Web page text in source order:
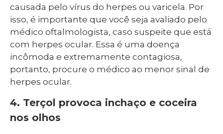
causada pelo vírus do herpes ou varicela. Por
isso, é importante que você seja avaliado pelo
médico oftalmologista, caso suspeite que está
com herpes ocular. Essa é uma doença
incômoda e extremamente contagiosa,
portanto, procure o médico ao menor sinal de
herpes ocular.
4. Terçol provoca inchaço e coceira
nos olhos